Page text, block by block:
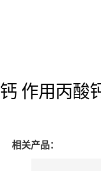
钙 作用丙酸
相关产品：